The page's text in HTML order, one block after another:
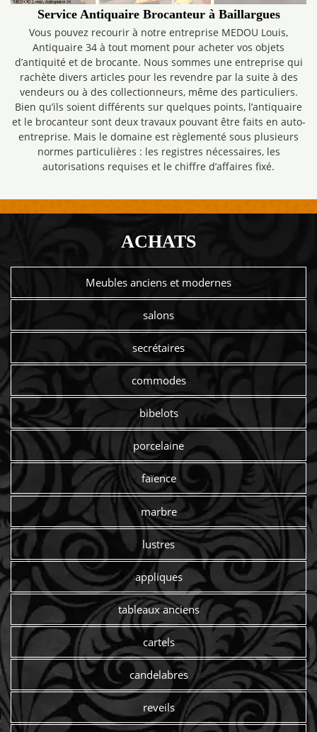
Service Antiquaire Brocanteur à Baillargues
Vous pouvez recourir à notre entreprise MEDOU Louis,
Antiquaire 34 à tout moment pour acheter vos objets
d’antiquité et de brocante. Nous sommes une entreprise qui
rachète divers articles pour les revendre par la suite à des
vendeurs ou à des collectionneurs, même des particuliers.
Bien qu’ils soient différents sur quelques points, l’antiquaire
et le brocanteur sont deux travaux pouvant être faits en auto-
entreprise. Mais le domaine est règlementé sous plusieurs
normes particulières : les registres nécessaires, les
autorisations requises et le chiffre d’affaires fixé.
ACHATS
Meubles anciens et modernes
salons
secrétaires
commodes
bibelots
porcelaine
faïence
marbre
lustres
appliques
tableaux anciens
cartels
candelabres
reveils